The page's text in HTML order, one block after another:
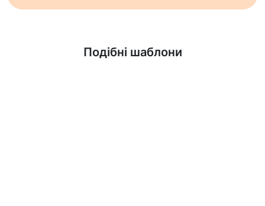
Подібні шаблони
Дізнатися більше